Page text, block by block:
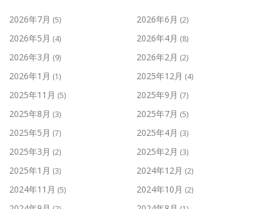
2026年7月 (5) 2026年6月 (2)
2026年5月 (4) 2026年4月 (8)
2026年3月 (9) 2026年2月 (2)
2026年1月 (1) 2025年12月 (4)
2025年11月 (5) 2025年9月 (7)
2025年8月 (3) 2025年7月 (5)
2025年5月 (7) 2025年4月 (3)
2025年3月 (2) 2025年2月 (3)
2025年1月 (3) 2024年12月 (2)
2024年11月 (5) 2024年10月 (2)